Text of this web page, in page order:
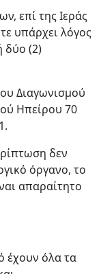
επί της Ιεράς
υπάρχει λόγος
δύο (2)
Διαγωνισμού
Ηπείρου 70
δεν
όργανο, το
απαραίτητο
έχουν όλα τα